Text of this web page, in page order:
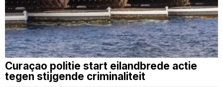
Curaçao politie start eilandbrede actie
tegen stijgende criminaliteit